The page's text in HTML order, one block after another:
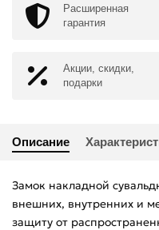
Расширенная
гарантия
Акции, скидки,
подарки
Описание
Замок накладной
внешних, внутренних и
защиту от